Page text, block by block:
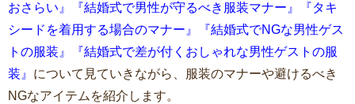
おさらい』『結婚式で男性が守るべき服装マナー』『タキ
シードを着用する場合のマナー』『結婚式でNGな男性ゲス
トの服装』『結婚式で差が付くおしゃれな男性ゲストの服
装』 について見ていきながら、服装のマナーや避けるべき
NGなアイテムを紹介します。